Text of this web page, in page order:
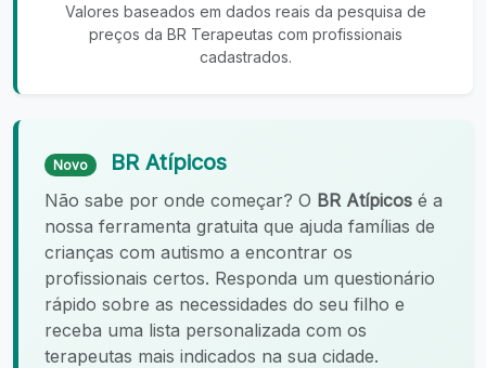
Valores baseados em dados reais da pesquisa de
preços da BR Terapeutas com profissionais
cadastrados.
Novo BR Atípicos
Não sabe por onde começar? O BR Atípicos é a
nossa ferramenta gratuita que ajuda famílias de
crianças com autismo a encontrar os
profissionais certos. Responda um questionário
rápido sobre as necessidades do seu filho e
receba uma lista personalizada com os
terapeutas mais indicados na sua cidade.